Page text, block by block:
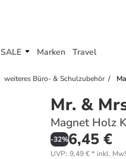
SALE Marken Travel
weiteres Büro- & Schulzubehör
Mr. &
Magnet Holz
-32%6,45 €
UVP: 9,49 €* inkl.